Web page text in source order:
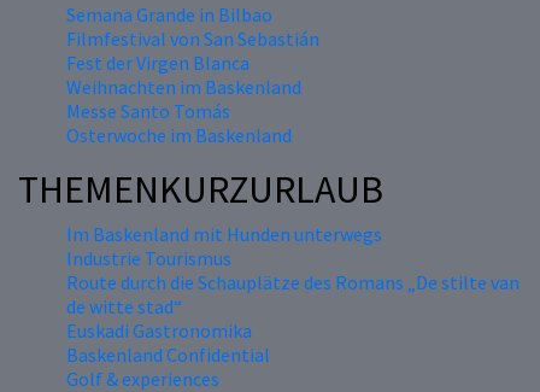
Semana Grande in Bilbao
Filmfestival von San Sebastián
Fest der Virgen Blanca
Weihnachten im Baskenland
Messe Santo Tomás
Osterwoche im Baskenland
THEMENKURZURLAUB
Im Baskenland mit Hunden unterwegs
Industrie Tourismus
Route durch die Schauplätze des Romans „De stilte van
de witte stad“
Euskadi Gastronomika
Baskenland Confidential
Golf & experiences